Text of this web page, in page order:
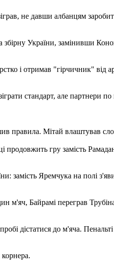
не давши албанцям
України, замінивши
і отримав "гірчичник" від
стандарт, але партнери по
правила. Мітай влаштував
продовжить гру замість
замість Яремчука на полі
м'яч, Байрамі переграв
дістатися до м'яча.